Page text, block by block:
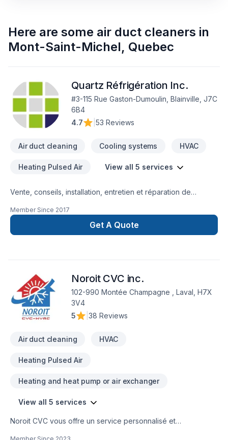
Here are some air duct cleaners in
Mont-Saint-Michel, Quebec
Quartz Réfrigération Inc.
#3-115 Rue Gaston-Dumoulin, Blainville, J7C
6B4
4.7
53 Reviews
Air duct cleaning Cooling systems HVAC
Heating Pulsed Air View all 5 services
Vente, conseils, installation, entretien et réparation de
climatiseurs ou systèmes de ventilation… Quartz
Réfrigération, c’est toute une équipe de techniciens qualifiés
en climatisation et en chauffage au service de votre confort !
(de Mirabel/St-Jérôme à Mont-Tremblant) et Lanaudière
(Joliette et environs).
Member Since 2017
Get A Quote
Noroit CVC inc.
102-990 Montée Champagne , Laval, H7X
3V4
5
38 Reviews
Air duct cleaning HVAC
Heating Pulsed Air
Heating and heat pump or air exchanger
View all 5 services
Noroit CVC vous offre un service personnalisé et